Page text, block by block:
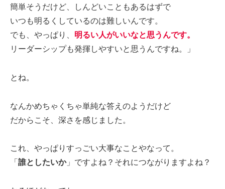
簡単そうだけど、しんどいこともあるはずで
いつも明るくしているのは難しいんです。
でも、やっぱり、 明るい人がいいなと思うんです。
リーダーシップも発揮しやすいと思うんですね。」
とね。
なんかめちゃくちゃ単純な答えのようだけど
だからこそ、深さを感じました。
これ、やっぱりすっごい大事なことやなって。
「 誰としたいか」ですよね？それにつながりますよね？